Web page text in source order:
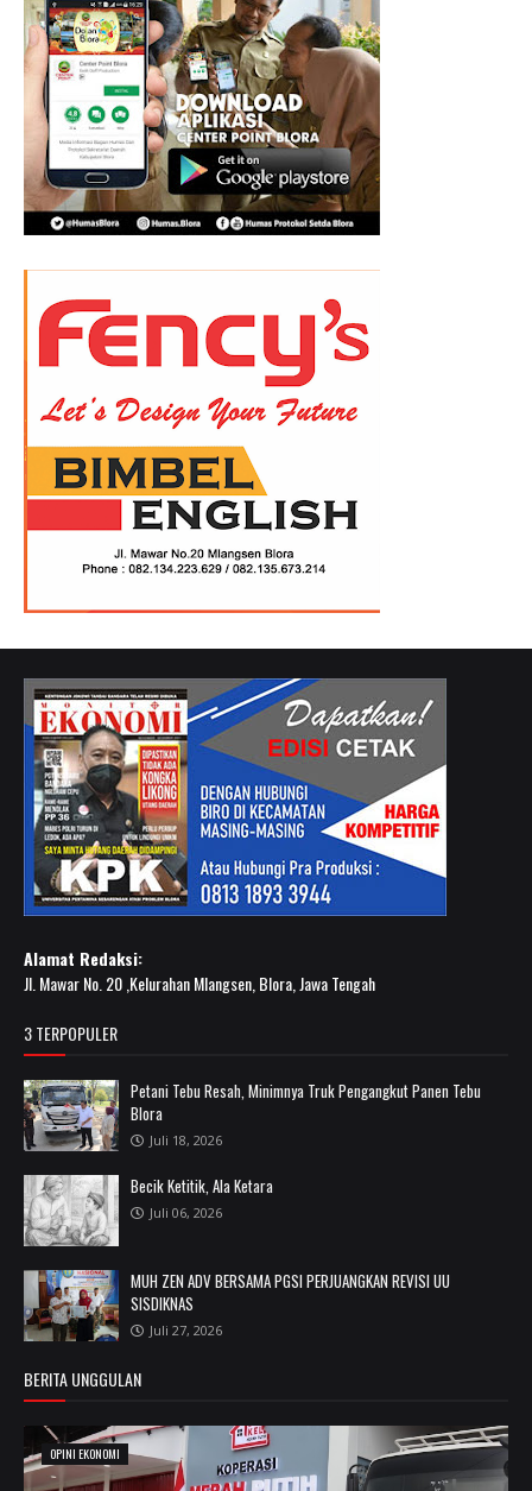
Alamat Redaksi:
Jl. Mawar No. 20 ,Kelurahan Mlangsen, Blora, Jawa Tengah
3 TERPOPULER
Petani Tebu Resah, Minimnya Truk Pengangkut Panen Tebu
Blora
Juli 18, 2026
Becik Ketitik, Ala Ketara
Juli 06, 2026
MUH ZEN ADV BERSAMA PGSI PERJUANGKAN REVISI UU
SISDIKNAS
Juli 27, 2026
BERITA UNGGULAN
OPINI EKONOMI